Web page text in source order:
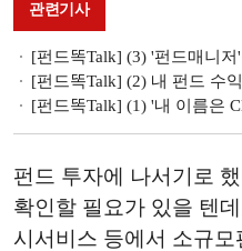
관련기사
[펀드똑Talk] (3) '펀드매니
[펀드똑Talk] (2) 내 펀드 수
[펀드똑Talk] (1) '내 이름은
펀드 투자에 나서기로
확인할 필요가 있을 텐
시서비스 등에서 소규